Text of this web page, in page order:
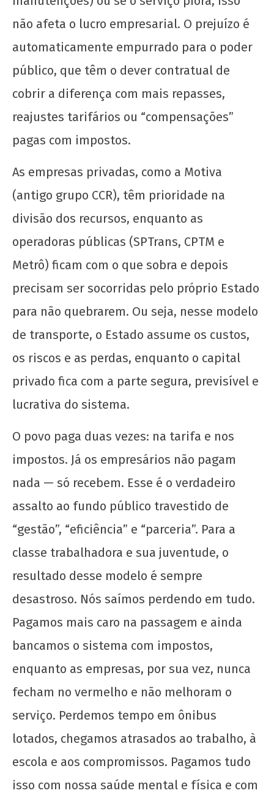
R$5,20 custa a vida de um trabalhador?
22 de
janeiro
de
2026
UJC
Lei anti-Oruam: perseguição à cultura
periférica
22 de
de
2026
CN
UJC
O Leilão das Escolas em SP: um Ataque ao
Direito à Educação
22 de
janeiro
de
2026
UJC
não afeta o lucro empresarial. O prejuízo é
automaticamente empurrado para o poder
público, que têm o dever contratual de
cobrir a diferença com mais repasses,
reajustes tarifários ou “compensações”
pagas com impostos.
As empresas privadas, como a Motiva
(antigo grupo CCR), têm prioridade na
divisão dos recursos, enquanto as
operadoras públicas (SPTrans, CPTM e
Metrô) ficam com o que sobra e depois
precisam ser socorridas pelo próprio Estado
para não quebrarem. Ou seja, nesse modelo
de transporte, o Estado assume os custos,
os riscos e as perdas, enquanto o capital
privado fica com a parte segura, previsível e
lucrativa do sistema.
O povo paga duas vezes: na tarifa e nos
impostos. Já os empresários não pagam
nada — só recebem. Esse é o verdadeiro
assalto ao fundo público travestido de
“gestão”, “eficiência” e “parceria”. Para a
classe trabalhadora e sua juventude, o
resultado desse modelo é sempre
desastroso. Nós saímos perdendo em tudo.
Pagamos mais caro na passagem e ainda
bancamos o sistema com impostos,
enquanto as empresas, por sua vez, nunca
fecham no vermelho e não melhoram o
serviço. Perdemos tempo em ônibus
lotados, chegamos atrasados ao trabalho, à
escola e aos compromissos. Pagamos tudo
isso com nossa saúde mental e física e com